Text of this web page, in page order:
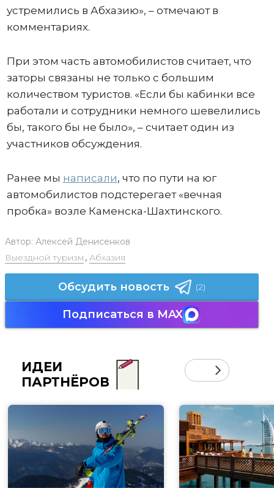
устремились в Абхазию», – отмечают в
комментариях.
При этом часть автомобилистов считает, что
заторы связаны не только с большим
количеством туристов. «Если бы кабинки все
работали и сотрудники немного шевелились
бы, такого бы не было», – считает один из
участников обсуждения.
Ранее мы написали, что по пути на юг
автомобилистов подстерегает «вечная
пробка» возле Каменска-Шахтинского.
Автор: Алексей Денисенков
Выездной туризм , Абхазия
Обсудить новость (2)
Подписаться в MAX
ИДЕИ
ПАРТНЁРОВ